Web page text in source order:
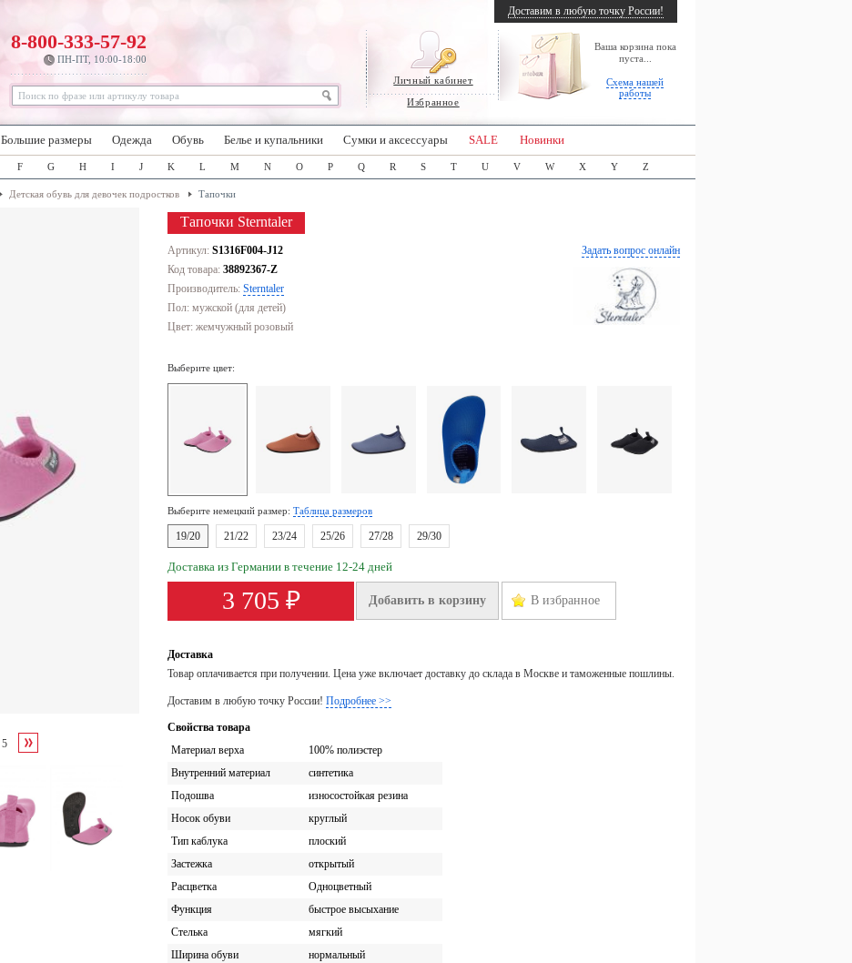
Личный кабинет
Избранное
Ваша корзина пока
пуста...
Схема нашей
работы
8-800-333-57-92
ПН-ПТ, 10:00-18:00
Доставим в любую точку России!
Большие размеры Одежда Обувь Белье и купальники Сумки и аксессуары SALE Новинки
F G H I J K L M N O P Q R S T U V W X Y Z
Детская обувь для девочек подростков Тапочки
5
Тапочки Sterntaler
Задать вопрос онлайн
Артикул: S1316F004-J12
Код товара: 38892367-Z
Производитель: Sterntaler
Пол: мужской (для детей)
Цвет: жемчужный розовый
Выберите цвет:
Выберите немецкий размер: Таблица размеров
19/20 21/22 23/24 25/26 27/28 29/30
Доставка из Германии в течение 12-24 дней
3 705 ₽ Добавить в корзину В избранное
Доставка
Товар оплачивается при получении. Цена уже включает доставку до склада в Москве и таможенные пошлины.
Доставим в любую точку России! Подробнее >>
Свойства товара
Материал верха
100% полиэстер
Внутренний материал
синтетика
Подошва
износостойкая резина
Носок обуви
круглый
Тип каблука
плоский
Застежка
открытый
Расцветка
Одноцветный
Функция
быстрое высыхание
Стелька
мягкий
Ширина обуви
нормальный